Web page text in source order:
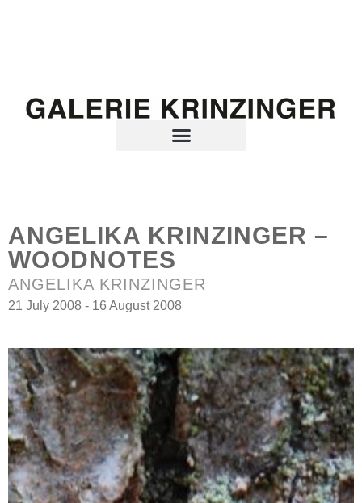
ANGELIKA KRINZINGER –
WOODNOTES
ANGELIKA KRINZINGER
21 July 2008 - 16 August 2008